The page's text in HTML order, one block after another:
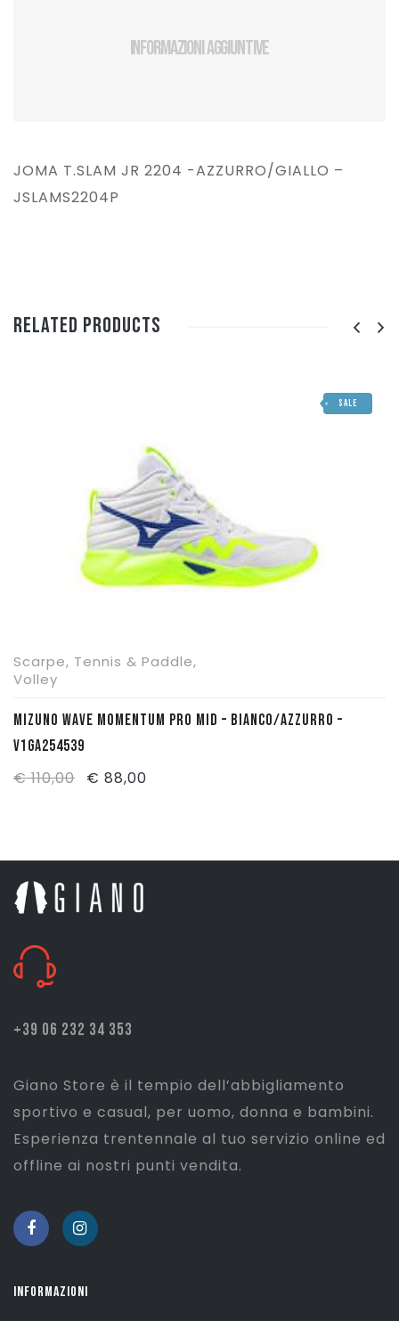
Informazioni aggiuntive
JOMA T.SLAM JR 2204 -AZZURRO/GIALLO –
JSLAMS2204P
Related Products
SALE
Scarpe, Tennis & Paddle,
Volley
MIZUNO WAVE MOMENTUM PRO MID – BIANCO/AZZURRO –
V1GA254539
€110,00
Il
era:
€ 110,00.
€ 88,00
è:
+39 06 232 34 353
Giano Store è il tempio dell’abbigliamento
sportivo e casual, per uomo, donna e bambini.
Esperienza trentennale al tuo servizio online ed
offline ai nostri punti vendita.
INFORMAZIONI